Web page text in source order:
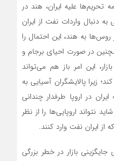
تحریم‌‌‌ها علیه ایران، هند در
به دنبال واردات نفت از ایران
به هند، این احتمال را
در صورت احیای برجام و
این امر باز هم می‌‌‌تواند
زیرا پالایشگران آسیایی به
در اروپا طرفدار چندانی
نتواند اروپایی‌‌‌ها را از نظر
ایران نفت وارد کنند.
بازار در خطر بزرگی